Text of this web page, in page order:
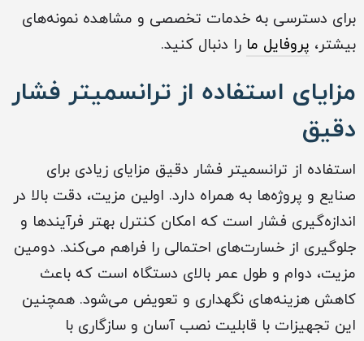
برای دسترسی به خدمات تخصصی و مشاهده نمونه‌های
بیشتر، پروفایل ما را دنبال کنید.
مزایای استفاده از ترانسمیتر فشار
دقیق
استفاده از ترانسمیتر فشار دقیق مزایای زیادی برای
صنایع و پروژه‌ها به همراه دارد. اولین مزیت، دقت بالا در
اندازه‌گیری فشار است که امکان کنترل بهتر فرآیندها و
جلوگیری از خسارت‌های احتمالی را فراهم می‌کند. دومین
مزیت، دوام و طول عمر بالای دستگاه است که باعث
کاهش هزینه‌های نگهداری و تعویض می‌شود. همچنین
این تجهیزات با قابلیت نصب آسان و سازگاری با